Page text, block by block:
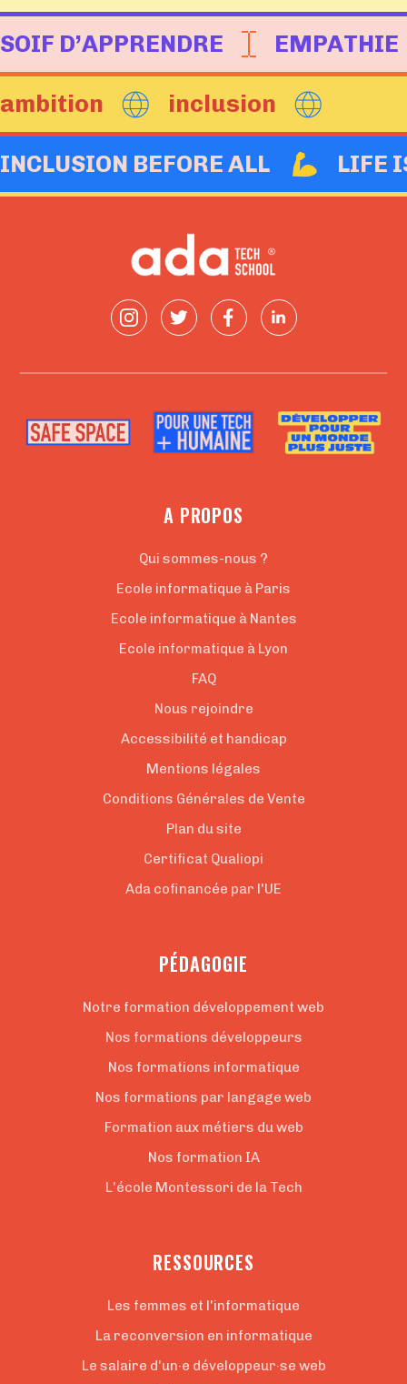
SOIF D’APPRENDRE EMPATHIE
ambition inclusion
INCLUSION BEFORE ALL LIFE
A PROPOS
Qui sommes-nous ?
Ecole informatique à Paris
Ecole informatique à Nantes
Ecole informatique à Lyon
FAQ
Nous rejoindre
Accessibilité et handicap
Mentions légales
Conditions Générales de Vente
Plan du site
Certificat Qualiopi
Ada cofinancée par l'UE
PÉDAGOGIE
Notre formation développement web
Nos formations développeurs
Nos formations informatique
Nos formations par langage web
Formation aux métiers du web
Nos formation IA
L'école Montessori de la Tech
RESSOURCES
Les femmes et l'informatique
La reconversion en informatique
Le salaire d'un·e développeur·se web